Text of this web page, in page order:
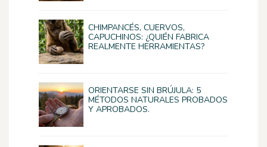
CHIMPANCÉS, CUERVOS,
CAPUCHINOS: ¿QUIÉN FABRICA
REALMENTE HERRAMIENTAS?
ORIENTARSE SIN BRÚJULA: 5
MÉTODOS NATURALES PROBADOS
Y APROBADOS.